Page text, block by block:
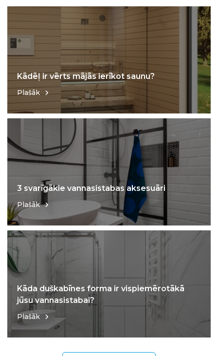
Kādēļ ir vērts mājās ierīkot saunu?
Plašāk
3 svarīgākie vannasistabas aksesuāri
Plašāk
Kāda duškabīnes forma ir vispiemērotākā
jūsu vannasistabai?
Plašāk